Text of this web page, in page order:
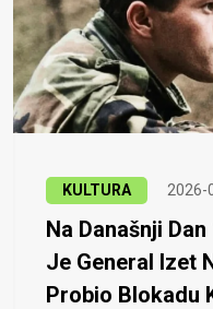
KULTURA 2026-
Na Današnji
Je General Izet
Probio Blokadu